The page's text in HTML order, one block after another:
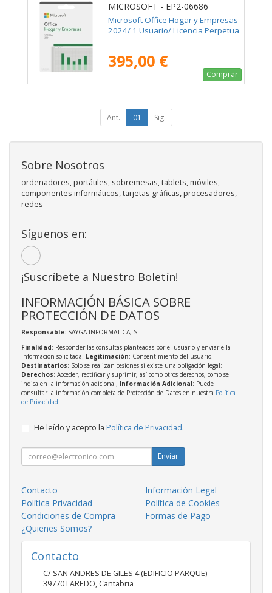
MICROSOFT - EP2-06686
Microsoft Office Hogar y Empresas
2024/ 1 Usuario/ Licencia Perpetua
395,00 €
Comprar
Ant. 01 Sig.
Sobre Nosotros
ordenadores, portátiles, sobremesas, tablets, móviles,
componentes informáticos, tarjetas gráficas, procesadores,
redes
Síguenos en:
¡Suscríbete a Nuestro Boletín!
INFORMACIÓN BÁSICA SOBRE
PROTECCIÓN DE DATOS
Responsable: SAYGA INFORMATICA, S.L.
Finalidad: Responder las consultas planteadas por el usuario y enviarle la
información solicitada; Legitimación: Consentimiento del usuario;
Destinatarios: Solo se realizan cesiones si existe una obligación legal;
Derechos: Acceder, rectificar y suprimir, así como otros derechos, como se
indica en la información adicional; Información Adicional: Puede
consultar la información completa de Protección de Datos en nuestra Política
de Privacidad.
He leído y acepto la Política de Privacidad.
Enviar
Contacto
Información Legal
Política Privacidad
Política de Cookies
Condiciones de Compra
Formas de Pago
¿Quienes Somos?
Contacto
C/ SAN ANDRES DE GILES 4 (EDIFICIO PARQUE)
39770LAREDO, Cantabria